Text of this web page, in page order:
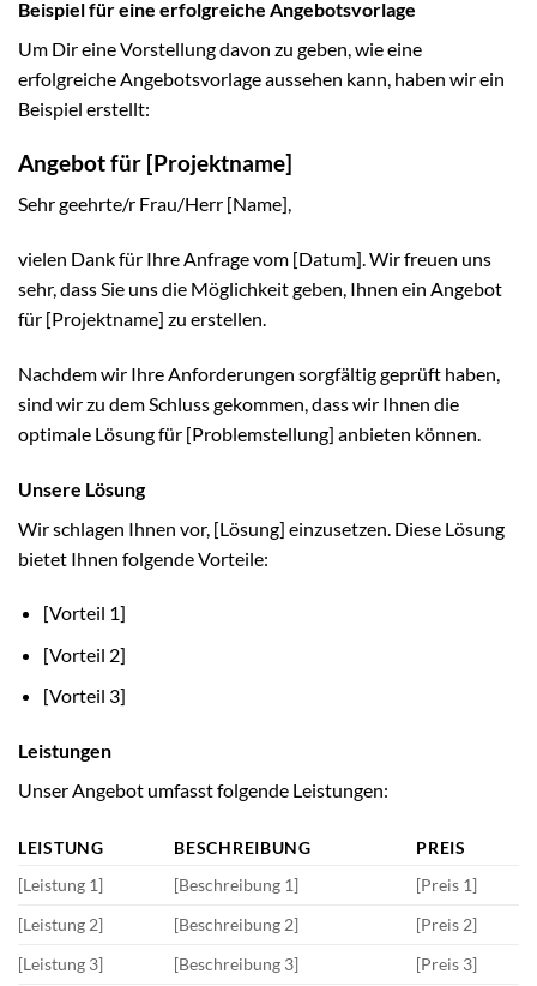
Beispiel für eine erfolgreiche Angebotsvorlage
Um Dir eine Vorstellung davon zu geben, wie eine
erfolgreiche Angebotsvorlage aussehen kann, haben wir ein
Beispiel erstellt:
Angebot für [Projektname]
Sehr geehrte/r Frau/Herr [Name],
vielen Dank für Ihre Anfrage vom [Datum]. Wir freuen uns
sehr, dass Sie uns die Möglichkeit geben, Ihnen ein Angebot
für [Projektname] zu erstellen.
Nachdem wir Ihre Anforderungen sorgfältig geprüft haben,
sind wir zu dem Schluss gekommen, dass wir Ihnen die
optimale Lösung für [Problemstellung] anbieten können.
Unsere Lösung
Wir schlagen Ihnen vor, [Lösung] einzusetzen. Diese Lösung
bietet Ihnen folgende Vorteile:
[Vorteil 1]
[Vorteil 2]
[Vorteil 3]
Leistungen
Unser Angebot umfasst folgende Leistungen:
LEISTUNG BESCHREIBUNG
PREIS
[Leistung 1]
[Beschreibung 1]
[Preis 1]
[Leistung 2]
[Beschreibung 2]
[Preis 2]
[Leistung 3]
[Beschreibung 3] [Preis 3]